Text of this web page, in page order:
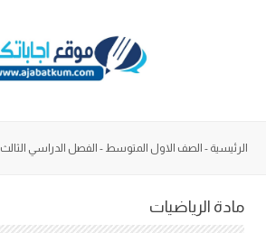
الرئيسية - الصف الاول المتوسط - الفصل الدراسي الثالث
مادة الرياضيات